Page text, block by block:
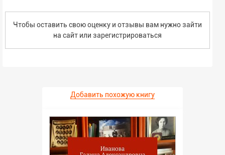
Чтобы оставить свою оценку и отзывы вам нужно зайти
на сайт или зарегистрироваться
Добавить похожую книгу